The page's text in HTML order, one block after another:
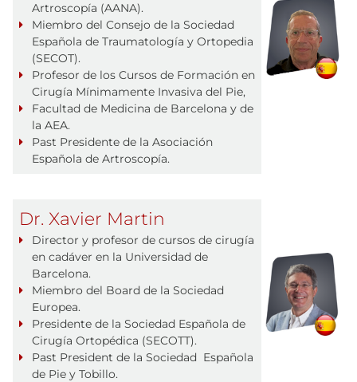
Artroscopía (AANA).
Miembro del Consejo de la Sociedad
Española de Traumatología y Ortopedia
(SECOT).
Profesor de los Cursos de Formación en
Cirugía Mínimamente Invasiva del Pie,
Facultad de Medicina de Barcelona y de
la AEA.
Past Presidente de la Asociación
Española de Artroscopía.
Dr. Xavier Martin
Director y profesor de cursos de cirugía
en cadáver en la Universidad de
Barcelona.
Miembro del Board de la Sociedad
Europea.
Presidente de la Sociedad Española de
Cirugía Ortopédica (SECOTT).
Past President de la Sociedad Española
de Pie y Tobillo.